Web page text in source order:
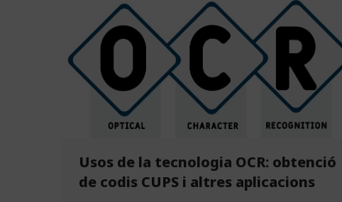
Usos de la tecnologia OCR: obtenció
de codis CUPS i altres aplicacions